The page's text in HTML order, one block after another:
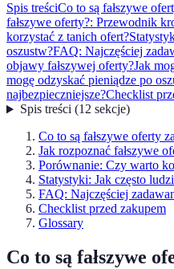
Spis treściCo to są fałszywe
fałszywe oferty?: Przewodnik
korzystać z tanich ofert?
oszustw?FAQ: Najczęściej
objawy fałszywej oferty?Jak
mogę odzyskać pieniądze po
najbezpieczniejsze?Checklist
Spis treści(12 sekcje)
Co to są fałszywe oferty
Jak rozpoznać fałszywe
Porównanie: Czy warto
Statystyki: Jak często
FAQ: Najczęściej
Checklist przed zakupem
Glossary
Co to są fałszywe